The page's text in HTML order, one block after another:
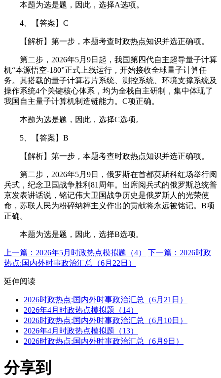
本题为选是题，因此，选择A选项。
4、【答案】C
【解析】第一步，本题考查时政热点知识并选正确项。
第二步，2026年5月9日起，我国第四代自主超导量子计算
机“本源悟空-180”正式上线运行，开始接收全球量子计算任
务。其搭载的量子计算芯片系统、测控系统、环境支撑系统及
操作系统4个关键核心体系，均为全栈自主研制，集中体现了
我国自主量子计算机制造链能力。C项正确。
本题为选是题，因此，选择C选项。
5、【答案】B
【解析】第一步，本题考查时政热点知识并选正确项。
第二步，2026年5月9日，俄罗斯在首都莫斯科红场举行阅
兵式，纪念卫国战争胜利81周年。出席阅兵式的俄罗斯总统普
京发表讲话说，铭记伟大卫国战争历史是俄罗斯人的光荣使
命，苏联人民为粉碎纳粹主义作出的贡献将永远被铭记。B项
正确。
本题为选是题，因此，选择B选项。
上一篇：2026年5月时政热点模拟题（4）
下一篇：2026时政
热点:国内外时事政治汇总（6月22日）
延伸阅读
2026时政热点:国内外时事政治汇总（6月21日）
2026年4月时政热点模拟题（14）
2026时政热点:国内外时事政治汇总（6月10日）
2026年4月时政热点模拟题（13）
2026时政热点:国内外时事政治汇总（6月9日）
分享到